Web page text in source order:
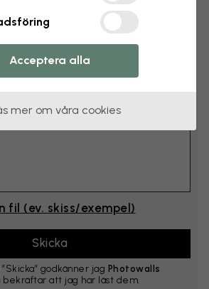
till kommentar
fil (ev. skiss/exempel)
godkänner jag Photowalls
bekräftar att jag har läst dem.
Acceptera alla
mer om våra cookies